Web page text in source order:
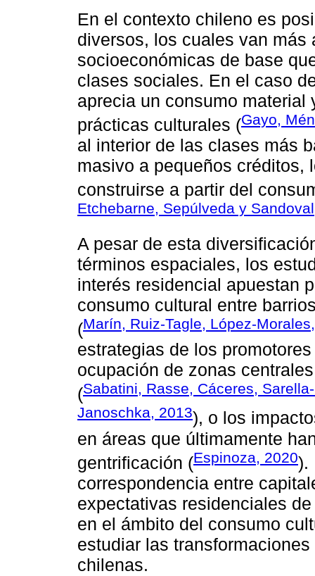
En el contexto chileno es
diversos, los cuales van
socioeconómicas de base
clases sociales. En el caso
aprecia un consumo
prácticas culturales (Gayo,
al interior de las clases más
masivo a pequeños créditos,
construirse a partir del
Etchebarne, Sepúlveda y
A pesar de esta
términos espaciales, los
interés residencial apuestan
consumo cultural entre
(Marín, Ruiz-Tagle, López-
estrategias de los
ocupación de zonas
(Sabatini, Rasse, Cáceres,
Janoschka, 2013), o los
en áreas que últimamente
gentrificación (Espinoza, 2020).
correspondencia entre
expectativas residenciales
en el ámbito del consumo
estudiar las
chilenas.